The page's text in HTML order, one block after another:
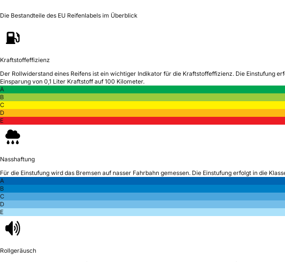
Die Bestandteile des EU Reifenlabels im Überblick
Kraftstoffeffizienz
Der Rollwiderstand eines Reifens ist ein wichtiger Indikator für die Kraftstoffeffizienz. Die Einstufung
Einsparung von 0,1 Liter Kraftstoff auf 100 Kilometer.
A
B
C
D
E
Nasshaftung
Für die Einstufung wird das Bremsen auf nasser Fahrbahn gemessen. Die Einstufung erfolgt in die
A
B
C
D
E
Rollgeräusch